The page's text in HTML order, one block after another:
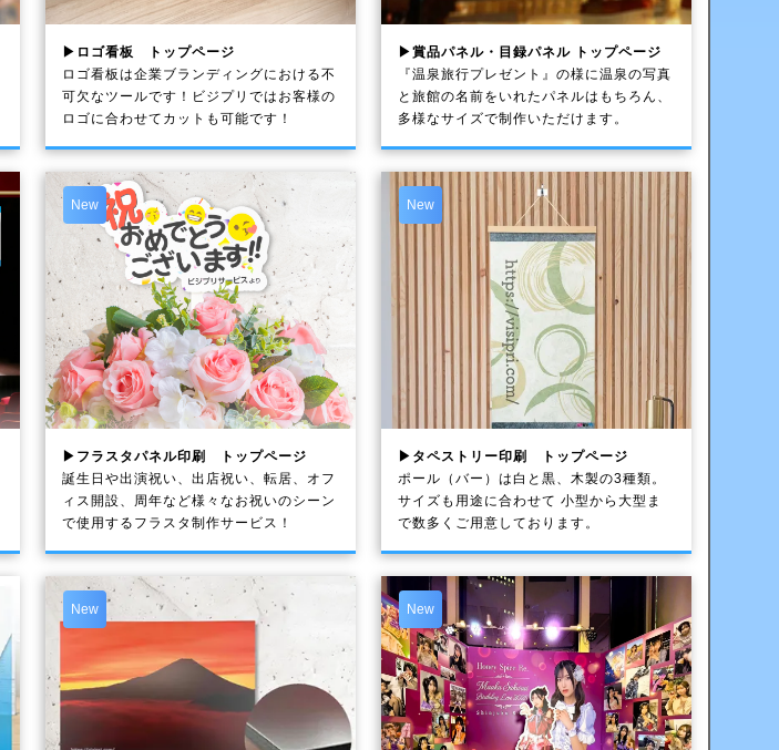
▶ロゴ看板 トップページ
ロゴ看板は企業ブランディングにおける不
可欠なツールです！ビジプリではお客様の
ロゴに合わせてカットも可能です！
▶賞品パネル・目録パネル トップページ
『温泉旅行プレゼント』の様に温泉の写真
と旅館の名前をいれたパネルはもちろん、
多様なサイズで制作いただけます。
New
▶フラスタパネル印刷 トップページ
誕生日や出演祝い、出店祝い、転居、オフ
ィス開設、周年など様々なお祝いのシーン
で使用するフラスタ制作サービス！
New
▶タペストリー印刷 トップページ
ポール（バー）は白と黒、木製の3種類。
サイズも用途に合わせて 小型から大型ま
で数多くご用意しております。
New New